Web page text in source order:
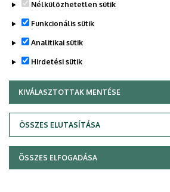
Adatvédelem
Copyright © 2026 Unideb
Nélkülözhetetlen sütik
Funkcionális sütik
Analitikai sütik
Hirdetési sütik
KIVÁLASZTOTTAK MENTÉSE
ÖSSZES ELUTASÍTÁSA
WITHDRAW CONSENT
ÖSSZES ELFOGADÁSA